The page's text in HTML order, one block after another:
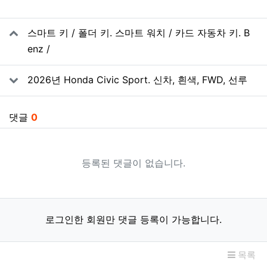
관련자료
스마트 키 / 폴더 키. 스마트 워치 / 카드 자동차 키. B
enz /
2026년 Honda Civic Sport. 신차, 흰색, FWD, 선루
댓글 0
등록된 댓글이 없습니다.
로그인한 회원만 댓글 등록이 가능합니다.
목록